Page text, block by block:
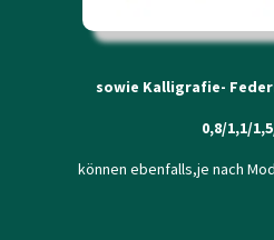
sowie Kalligrafie-
0,8/1,1/
können ebenfalls,je nach